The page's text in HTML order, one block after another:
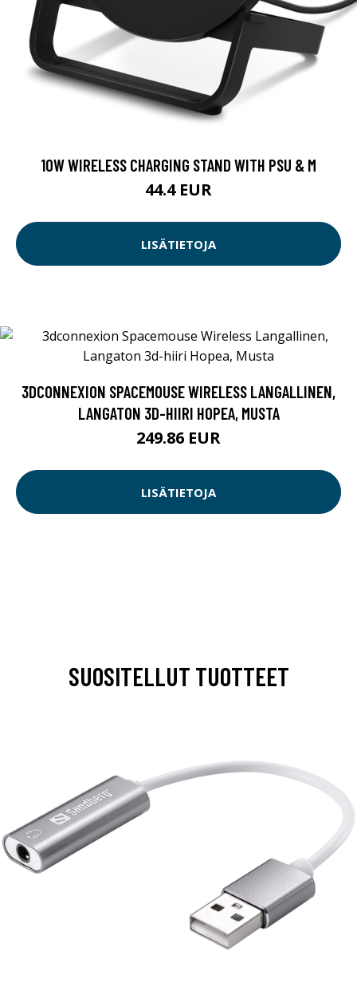
10W WIRELESS CHARGING STAND WITH PSU & M
44.4 EUR
LISÄTIETOJA
3DCONNEXION SPACEMOUSE WIRELESS LANGALLINEN,
LANGATON 3D-HIIRI HOPEA, MUSTA
249.86 EUR
LISÄTIETOJA
SUOSITELLUT TUOTTEET